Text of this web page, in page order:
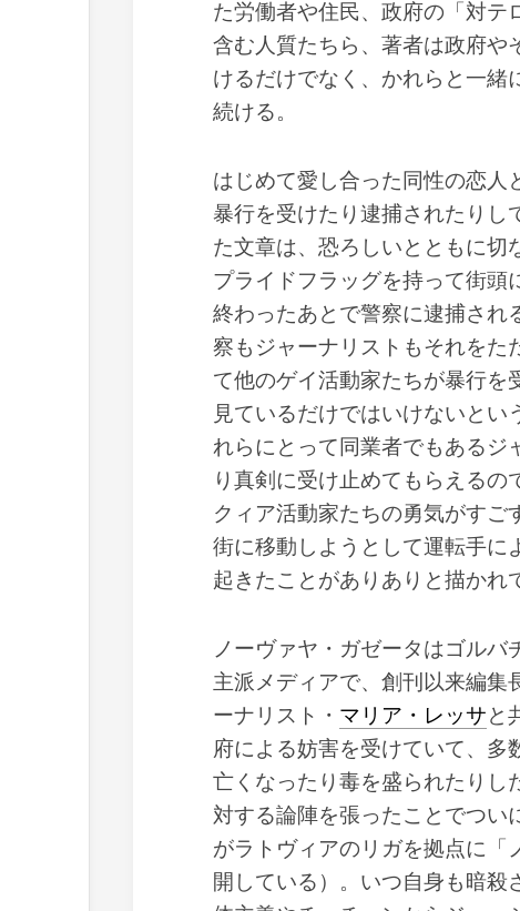
た労働者や住民、政府の「対テ
含む人質たちら、著者は政府や
けるだけでなく、かれらと一緒
続ける。
はじめて愛し合った同性の恋人
暴行を受けたり逮捕されたりし
た文章は、恐ろしいとともに切
プライドフラッグを持って街頭
終わったあとで警察に逮捕され
察もジャーナリストもそれをた
て他のゲイ活動家たちが暴行を
見ているだけではいけないと
れらにとって同業者でもあるジ
り真剣に受け止めてもらえる
クィア活動家たちの勇気がすご
街に移動しようとして運転手に
起きたことがありありと描かれ
ノーヴァヤ・ガゼータはゴル
主派メディアで、創刊以来編集
ーナリスト・ マリア・レッサと
府による妨害を受けていて、
亡くなったり毒を盛られたりし
対する論陣を張ったことでつい
がラトヴィアのリガを拠点に「
開している）。いつ自身も暗